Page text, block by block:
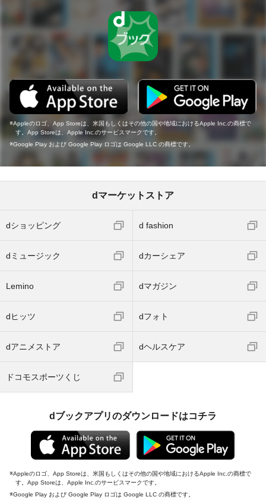
Appleのロゴ、App Storeは、米国もしくはその他の国や地域におけるApple Inc.の商標で
す。App Storeは、Apple Inc.のサービスマークです。
Google Play および Google Play ロゴは Google LLC の商標です。
dマーケットストア
dショッピング d fashion
dミュージック dカーシェア
Lemino dマガジン
dヒッツ dフォト
dアニメストア dヘルスケア
ドコモスポーツくじ
dブックアプリのダウンロードはコチラ
Appleのロゴ、App Storeは、米国もしくはその他の国や地域におけるApple Inc.の商標で
す。App Storeは、Apple Inc.のサービスマークです。
Google Play および Google Play ロゴは Google LLC の商標です。